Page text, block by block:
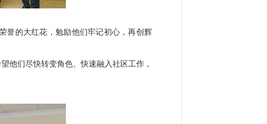
誉的大红花，勉励他们牢记初心，再创辉
他们尽快转变角色、快速融入社区工作，